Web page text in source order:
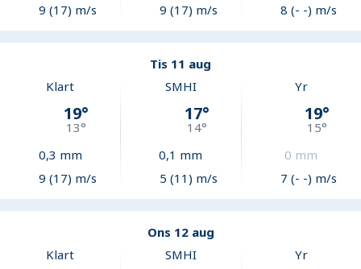
9 (17) m/s
9 (17) m/s
8 (- -) m/s
Tis 11 aug
Klart
19°
13°
0,3 mm
9 (17) m/s
SMHI
17°
14°
0,1 mm
5 (11) m/s
Yr
19°
15°
0 mm
7 (- -) m/s
Ons 12 aug
Klart
SMHI Yr